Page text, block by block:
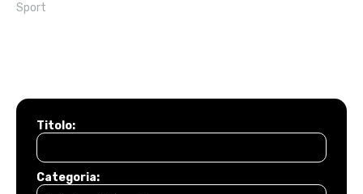
Sport
Titolo:
Categoria: